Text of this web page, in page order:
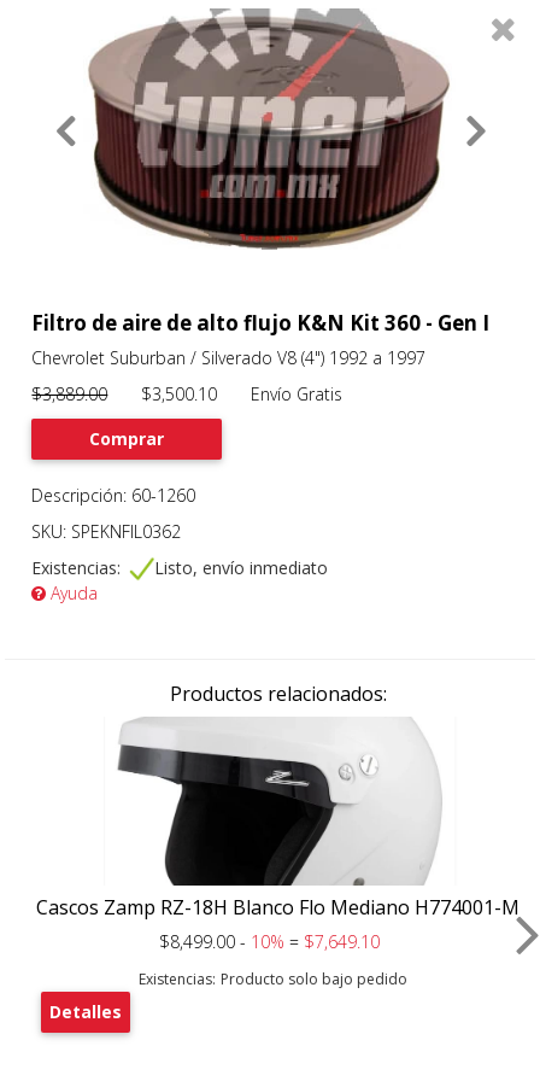
About
Services
Clients
Productos Filtros 0
Previous
Filtro de aire de alto flujo K&N Kit 360 - Gen I
Chevrolet Suburban / Silverado V8 (4") 1992 a 1997
$3,889.00$3,500.10 Envío Gratis
Comprar
Descripción: 60-1260
SKU: SPEKNFIL0362
Existencias:
Listo, envío inmediato
Ayuda
Productos relacionados:
Cascos Zamp RZ-18H Blanco Flo Mediano H774001-M
$8,499.00 - 10%= $7,649.10
Existencias: Producto solo bajo pedido
Detalles